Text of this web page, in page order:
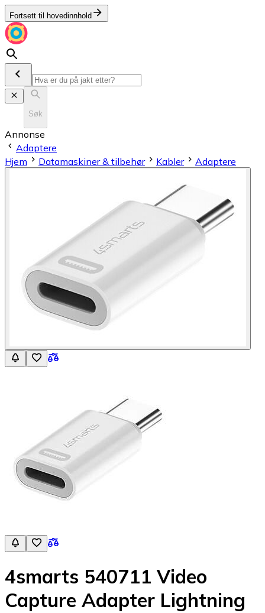
Fortsett til hovedinnhold
Søk
Annonse
Adaptere
Hjem
Datamaskiner & tilbehør Kabler Adaptere
4smarts 540711 Video
Capture Adapter Lightning